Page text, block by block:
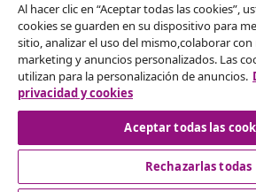
vidaXL
Descubre mas
Al hacer clic en “Aceptar todas las cookies”,
cookies se guarden en su dispositivo para
sitio, analizar el uso del mismo,colaborar
marketing y anuncios personalizados. Las
utilizan para la personalización de anuncios.
privacidad y cookies
Aceptar todas las
Rechazarlas todas